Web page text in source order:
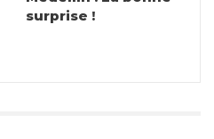
surprise !